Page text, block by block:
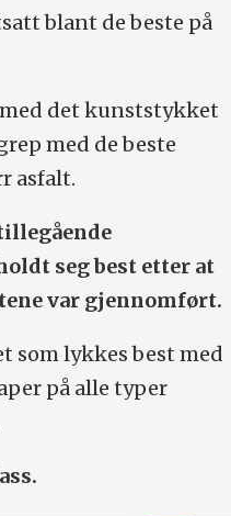
blant de beste på
det kunststykket
med de beste
asfalt.
seg best etter at
var gjennomført.
som lykkes best med
på alle typer